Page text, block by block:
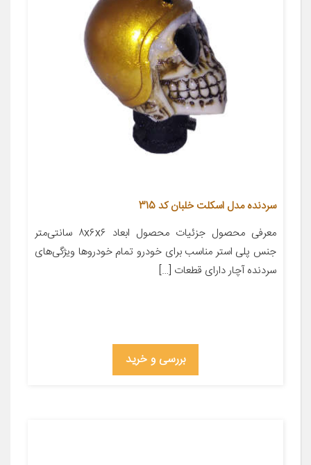
سردنده مدل اسکلت خلبان کد 315
معرفی محصول جزئیات محصول ابعاد ۸x۶x۶ سانتی‌متر
جنس پلی استر مناسب برای خودرو تمام خودروها ویژگی‌های
سردنده آچار دارای قطعات […]
بررسی و خرید